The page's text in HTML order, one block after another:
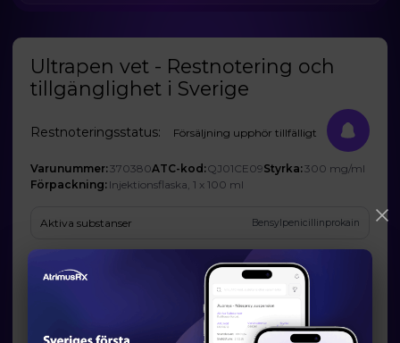
Ultrapen vet - Restnotering och
tillgänglighet i Sverige
Restnoteringsstatus: Försäljning upphör tillfälligt
Varunummer:370380ATC-kod:QJ01CE09Styrka:300 mg/ml
Förpackning: Injektionsflaska, 1 x 100 ml
Aktiva substanser Bensylpenicillinprokain
Norbrook Laboratories (Ireland) Limited (Ombud: N-vet AB)
Prognos och förväntad tillgänglighet
Startdatum:
2025-03-31